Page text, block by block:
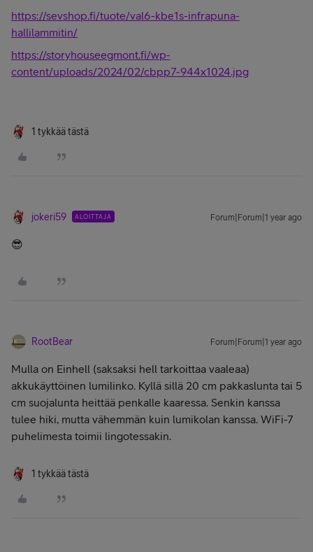
https://sevshop.fi/tuote/val6-kbe1s-infrapuna-
hallilammitin/
https://storyhouseegmont.fi/wp-
content/uploads/2024/02/cbpp7-944x1024.jpg
1 tykkää tästä
jokeri59 ALOITTAJA Forum|Forum|1 year ago
😎
RootBear Forum|Forum|1 year ago
Mulla on Einhell (saksaksi hell tarkoittaa vaaleaa)
akkukäyttöinen lumilinko. Kyllä sillä 20 cm pakkaslunta tai 5
cm suojalunta heittää penkalle kaaressa. Senkin kanssa
tulee hiki, mutta vähemmän kuin lumikolan kanssa. WiFi-7
puhelimesta toimii lingotessakin.
1 tykkää tästä